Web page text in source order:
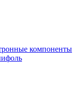
компоненты